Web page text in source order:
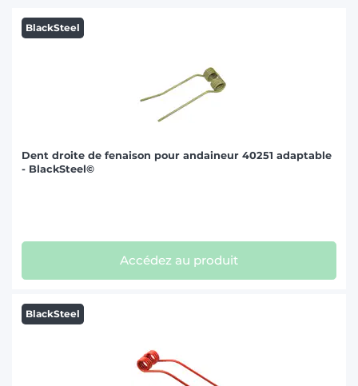
GALFRE (2)
JOHN DEERE (4)
KRONE (16)
LELY (8)
MASCHIO GASPARDO (3)
MASSEY FERGUSON (5)
MENGELE (1)
BlackSteel
Dent droite de fenaison pour andaineur 40251 adaptable
- BlackSteel©
Accédez au produit
BlackSteel